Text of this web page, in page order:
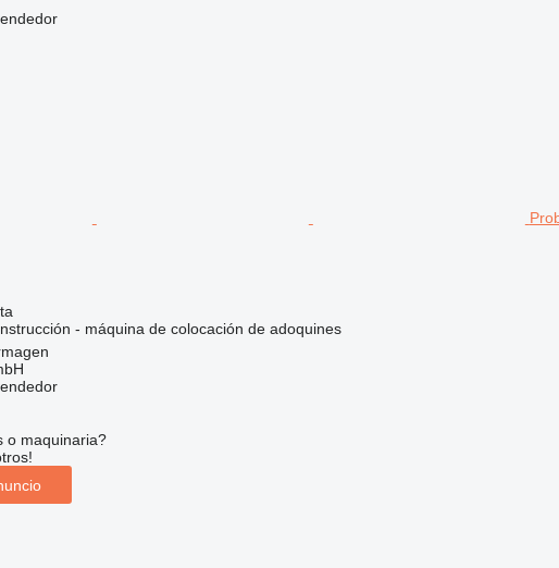
- máquina de colocación de adoquines
o maquinaria?